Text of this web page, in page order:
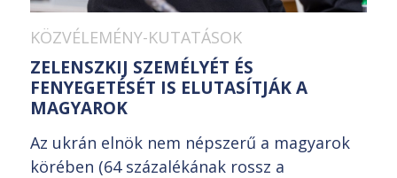
KÖZVÉLEMÉNY-KUTATÁSOK
ZELENSZKIJ SZEMÉLYÉT ÉS
FENYEGETÉSÉT IS ELUTASÍTJÁK A
MAGYAROK
Az ukrán elnök nem népszerű a magyarok
körében (64 százalékának rossz a